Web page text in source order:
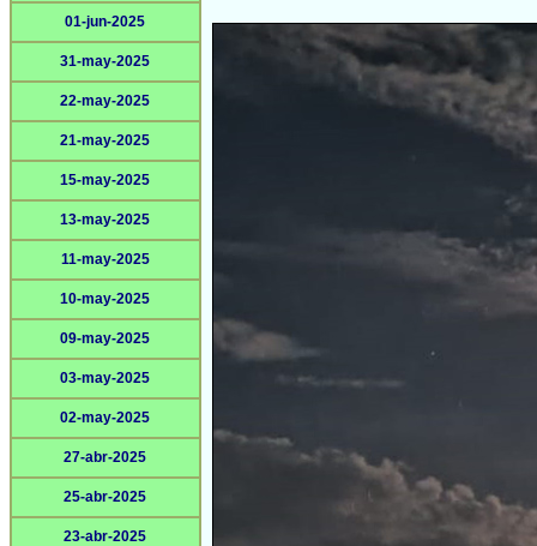
01-jun-2025
31-may-2025
22-may-2025
21-may-2025
15-may-2025
13-may-2025
11-may-2025
10-may-2025
09-may-2025
03-may-2025
02-may-2025
27-abr-2025
25-abr-2025
23-abr-2025